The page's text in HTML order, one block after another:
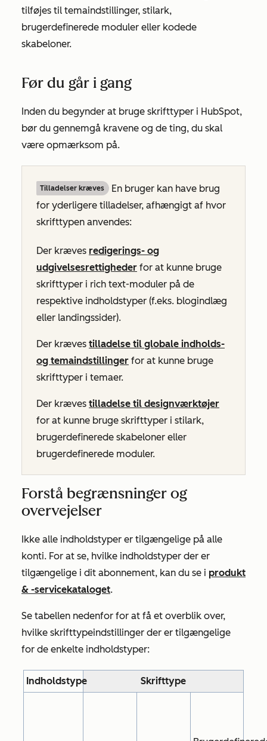
tilføjes til temaindstillinger, stilark,
brugerdefinerede moduler eller kodede
skabeloner.
Før du går i gang
Inden du begynder at bruge skrifttyper i HubSpot,
bør du gennemgå kravene og de ting, du skal
være opmærksom på.
Tilladelser kræves
En bruger kan have brug
for yderligere tilladelser, afhængigt af hvor
skrifttypen anvendes:
Der kræves redigerings- og
udgivelsesrettigheder for at kunne bruge
skrifttyper i rich text-moduler på de
respektive indholdstyper (f.eks. blogindlæg
eller landingssider).
Der kræves tilladelse til globale indholds-
og temaindstillinger for at kunne bruge
skrifttyper i temaer.
Der kræves tilladelse til designværktøjer
for at kunne bruge skrifttyper i stilark,
brugerdefinerede skabeloner eller
brugerdefinerede moduler.
Forstå begrænsninger og
overvejelser
Ikke alle indholdstyper er tilgængelige på alle
konti. For at se, hvilke indholdstyper der er
tilgængelige i dit abonnement, kan du se i produkt
& -servicekataloget.
Se tabellen nedenfor for at få et overblik over,
hvilke skrifttypeindstillinger der er tilgængelige
for de enkelte indholdstyper:
Indholdstype Skrifttype